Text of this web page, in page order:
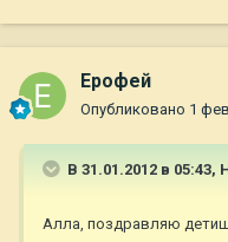
Ерофей
Опубликовано 1
В 31.01.2012 в 05:43,
Алла, поздравляю